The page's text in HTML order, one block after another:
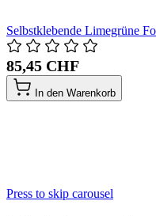
Selbstklebende Limegrüne
85,45 CHF
In den Warenkorb
Press to skip carousel